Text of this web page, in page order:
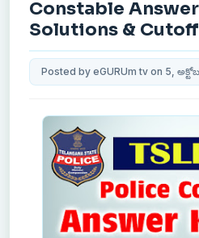
Constable
Solutions &
Posted by eGURUm tv on 5,